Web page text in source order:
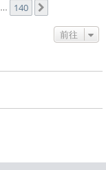
140
前往